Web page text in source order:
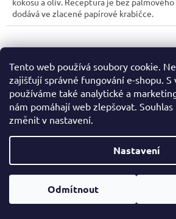
Tento web používá soubory cookie.
zajišťují správné fungování e-shopu. S
používáme také analytické a
nám pomáhají web zlepšovat.
změnit v nastavení.
Nastavení
Odmítnout
dodává ve zlacené papírové krabičce.